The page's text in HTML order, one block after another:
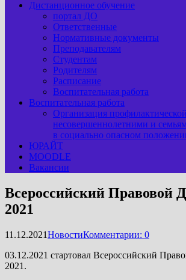
Дистанционное обучение
портал ДО
Ответственные
Нормативные документы
Преподавателям
Студентам
Родителям
Расписание
Воспитательная работа
Воспитательная работа
Организация
несовершеннолетними и
в социально опасном
ЮРАЙТ
MOODLE
Вакансии
Всероссийский Правовой
2021
11.12.2021НовостиКомментарии: 0
03.12.2021 стартовал Всероссийский
2021.